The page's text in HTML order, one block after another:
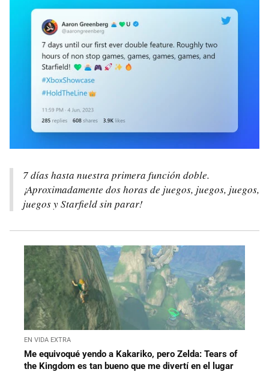
7 días hasta nuestra primera función doble.
¡Aproximadamente dos horas de juegos, juegos, juegos,
juegos y Starfield sin parar!
EN VIDA EXTRA
Me equivoqué yendo a Kakariko, pero Zelda: Tears of
the Kingdom es tan bueno que me divertí en el lugar